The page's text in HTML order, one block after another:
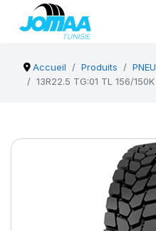
Accueil Produits PNEU
13R22.5 TG:01 TL 156/150K